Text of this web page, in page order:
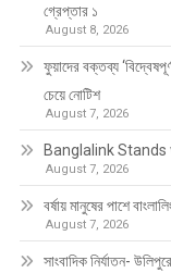
গ্রেপ্তার ১
August 8, 2026
ফুয়াদের বক্তব্য
চেয়ে নোটিশ
August 7, 2026
Banglalink
August 7, 2026
বর্ষায় মানুষের পাশে
August 7, 2026
সাংবাদিক নির্যাতন-